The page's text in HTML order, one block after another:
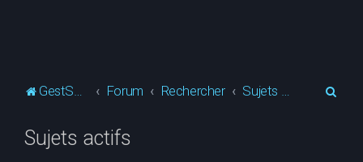
GestSup.fr Forum Rechercher Sujets actifs
Sujets actifs